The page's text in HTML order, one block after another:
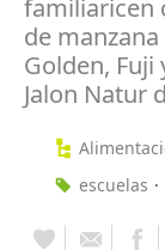
familiaricen
de
Golden, Fuji
Jalon Natur
escuelas